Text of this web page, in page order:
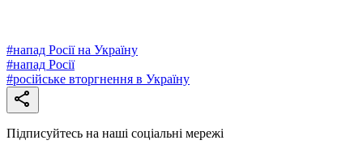
#напад Росії на Україну
#напад Росії
#російське вторгнення в Україну
Підписуйтесь на наші соціальні мережі